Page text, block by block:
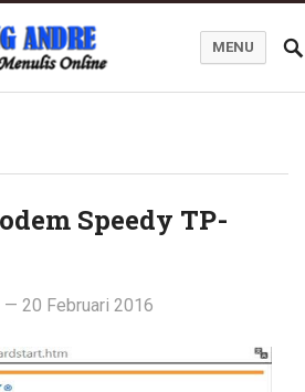
MENU
Speedy TP-
— 20 Februari 2016